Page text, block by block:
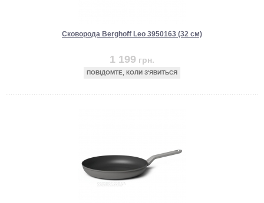
Сковорода Berghoff Leo 3950163 (32 см)
1 199 грн.
ПОВІДОМТЕ, КОЛИ З'ЯВИТЬСЯ